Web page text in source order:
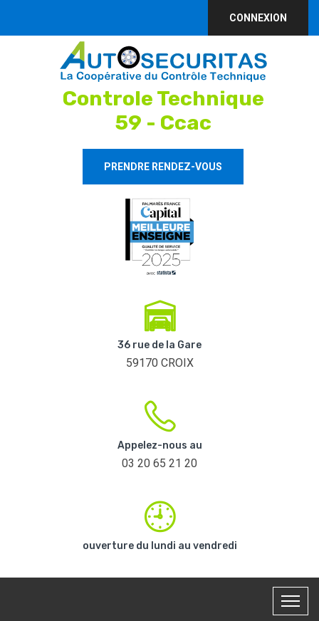
CONNEXION
Controle Technique
59 - Ccac
PRENDRE RENDEZ-VOUS
36 rue de la Gare
59170 CROIX
Appelez-nous au
03 20 65 21 20
ouverture du lundi au vendredi